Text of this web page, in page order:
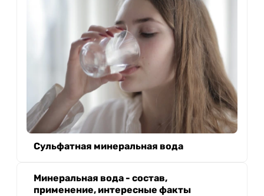
Сульфатная минеральная вода
Минеральная вода - состав,
применение, интересные факты